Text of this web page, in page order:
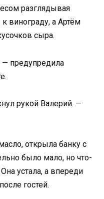
разглядывая
винограду, а Артём
сыра.
— предупредила
рукой Валерий. —
открыла банку с
было мало, но что-
устала, а впереди
гостей.